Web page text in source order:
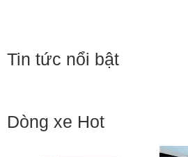
Tin tức nổi bật
Dòng xe Hot